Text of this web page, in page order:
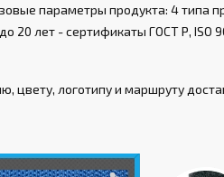
параметры продукта: 4 типа
20 лет - сертификаты ГОСТ Р, ISO
цвету, логотипу и маршруту